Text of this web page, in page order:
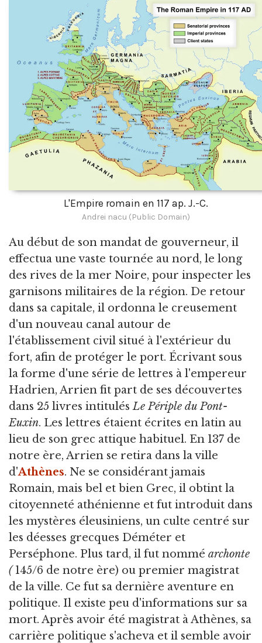
L'Empire romain en 117 ap. J.-C.
Andrei nacu (Public Domain)
Au début de son mandat de gouverneur, il
effectua une vaste tournée au nord, le long
des rives de la mer Noire, pour inspecter les
garnisons militaires de la région. De retour
dans sa capitale, il ordonna le creusement
d'un nouveau canal autour de
l'établissement civil situé à l'extérieur du
fort, afin de protéger le port. Écrivant sous
la forme d'une série de lettres à l'empereur
Hadrien, Arrien fit part de ses découvertes
dans 25 livres intitulésLe Périple du Pont-
Euxin. Les lettres étaient écrites en latin au
lieu de son grec attique habituel. En 137 de
notre ère, Arrien se retira dans la ville
d'Athènes. Ne se considérant jamais
Romain, mais bel et bien Grec, il obtint la
citoyenneté athénienne et fut introduit dans
les mystères éleusiniens, un culte centré sur
les déesses grecques Déméter et
Perséphone. Plus tard, il fut nommé archonte
(145/6 de notre ère) ou premier magistrat
de la ville. Ce fut sa dernière aventure en
politique. Il existe peu d'informations sur sa
mort. Après avoir été magistrat à Athènes, sa
carrière politique s'acheva et il semble avoir